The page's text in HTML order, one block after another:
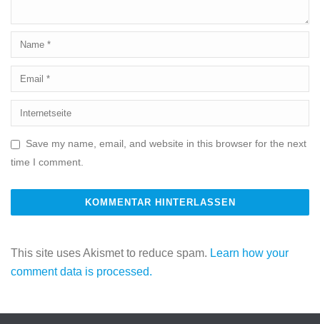
Save my name, email, and website in this browser for the next
time I comment.
This site uses Akismet to reduce spam. Learn how your
comment data is processed.